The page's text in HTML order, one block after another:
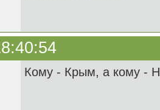
Кому - Крым, а кому -